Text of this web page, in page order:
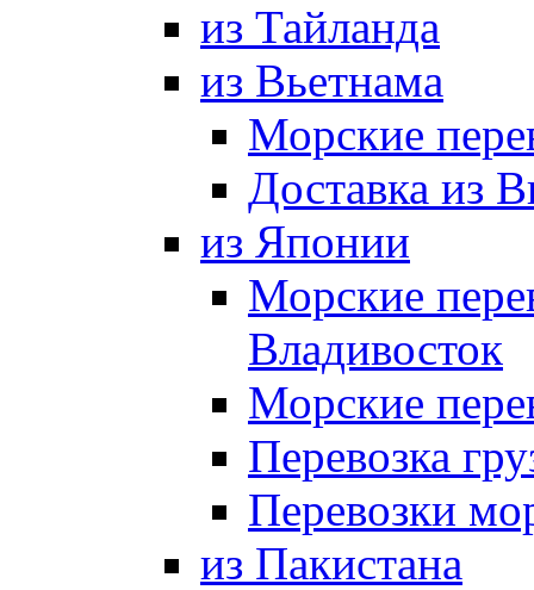
из Тайланда
из Вьетнама
Морские
Доставка из
из Японии
Морские
Владивосток
Морские
Перевозка
Перевозки
из Пакистана